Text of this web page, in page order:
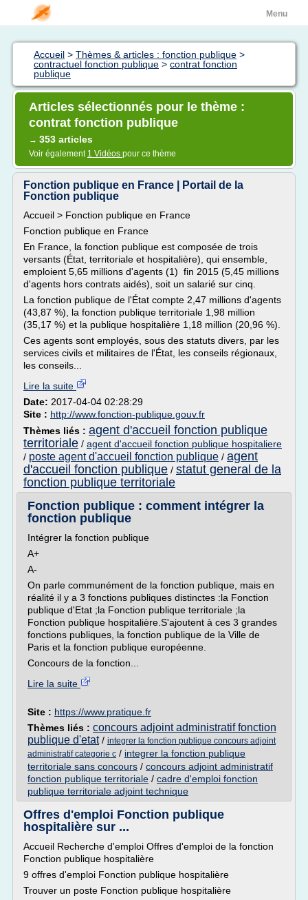
Menu
Accueil > Thèmes & articles : fonction publique >
contractuel fonction publique > contrat fonction
publique
Articles sélectionnés pour le thème :
contrat fonction publique
→ 353 articles
Voir également 1 Vidéos pour ce thème
Fonction publique en France | Portail de la
Fonction publique
Accueil > Fonction publique en France
Fonction publique en France
En France, la fonction publique est composée de trois
versants (État, territoriale et hospitalière), qui ensemble,
emploient 5,65 millions d'agents (1) fin 2015 (5,45 millions
d'agents hors contrats aidés), soit un salarié sur cinq.
La fonction publique de l'État compte 2,47 millions d'agents
(43,87 %), la fonction publique territoriale 1,98 million
(35,17 %) et la publique hospitalière 1,18 million (20,96 %).
Ces agents sont employés, sous des statuts divers, par les
services civils et militaires de l'État, les conseils régionaux,
les conseils...
Lire la suite
Date: 2017-04-04 02:28:29
Site : http://www.fonction-publique.gouv.fr
Thèmes liés : agent d'accueil fonction publique
territoriale / agent d'accueil fonction publique hospitaliere
/ poste agent d'accueil fonction publique / agent
d'accueil fonction publique / statut general de la
fonction publique territoriale
Fonction publique : comment intégrer la
fonction publique
Intégrer la fonction publique
A+
A-
On parle communément de la fonction publique, mais en
réalité il y a 3 fonctions publiques distinctes :la Fonction
publique d'Etat ;la Fonction publique territoriale ;la
Fonction publique hospitalière.S'ajoutent à ces 3 grandes
fonctions publiques, la fonction publique de la Ville de
Paris et la fonction publique européenne.
Concours de la fonction...
Lire la suite
Site : https://www.pratique.fr
Thèmes liés : concours adjoint administratif fonction
publique d'etat/ integrer la fonction publique concours adjoint
administratif categorie c / integrer la fonction publique
territoriale sans concours / concours adjoint administratif
fonction publique territoriale / cadre d'emploi fonction
publique territoriale adjoint technique
Offres d'emploi Fonction publique
hospitalière sur ...
Accueil Recherche d'emploi Offres d'emploi de la fonction
Fonction publique hospitalière
9 offres d'emploi Fonction publique hospitalière
Trouver un poste Fonction publique hospitalière